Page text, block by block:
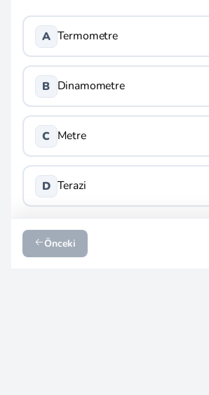
A Termometre
B Dinamometre
C Metre
D Terazi
Önceki